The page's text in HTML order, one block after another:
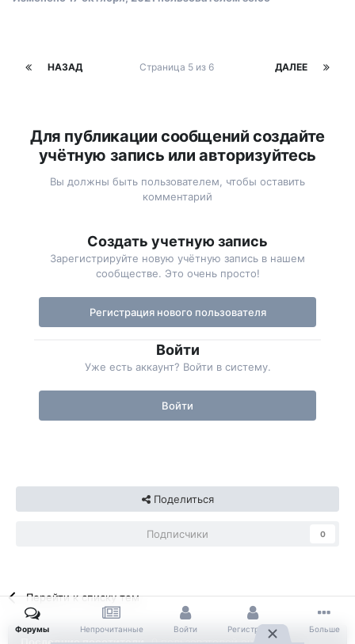
НАЗАД ДАЛЕЕ
Страница 5 из 6
Для публикации сообщений создайте
учётную запись или авторизуйтесь
Вы должны быть пользователем, чтобы оставить
комментарий
Создать учетную запись
Зарегистрируйте новую учётную запись в нашем
сообществе. Это очень просто!
Регистрация нового пользователя
Войти
Уже есть аккаунт? Войти в систему.
Войти
Поделиться
Подписчики 0
Перейти к списку тем
Последние посетители 0 пользователей онлайн
Форумы Непрочитанные Войти Регистрация Больше